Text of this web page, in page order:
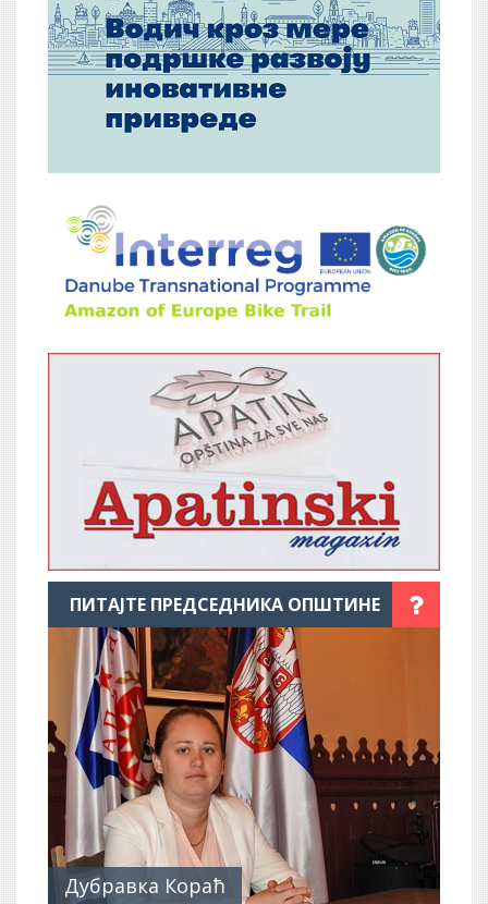
ПИТАЈТЕ ПРЕДСЕДНИКА ОПШТИНЕ
Дубравка Кораћ